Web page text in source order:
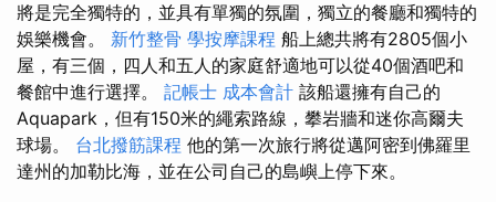
將是完全獨特的，並具有單獨的氛圍，獨立的餐廳和獨特的
娛樂機會。 新竹整骨 學按摩課程 船上總共將有2805個小
屋，有三個，四人和五人的家庭舒適地可以從40個酒吧和
餐館中進行選擇。 記帳士 成本會計 該船還擁有自己的
Aquapark，但有150米的繩索路線，攀岩牆和迷你高爾夫
球場。 台北撥筋課程 他的第一次旅行將從邁阿密到佛羅里
達州的加勒比海，並在公司自己的島嶼上停下來。